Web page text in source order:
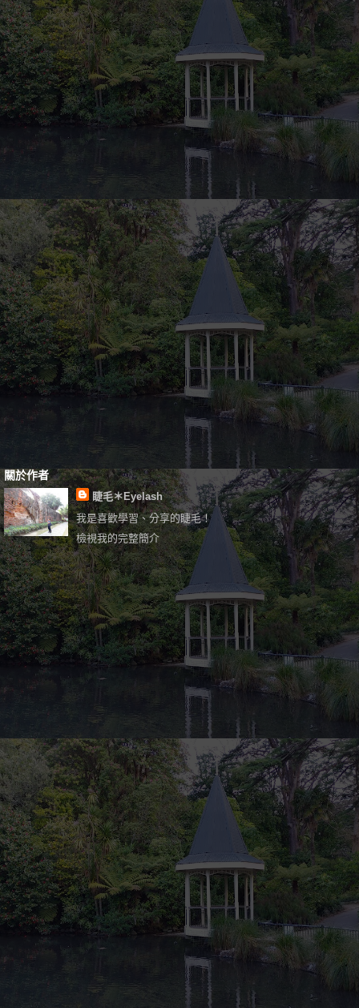
關於作者
睫毛＊Eyelash
我是喜歡學習、分享的睫毛！
檢視我的完整簡介